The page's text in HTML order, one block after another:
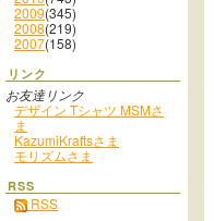
2009(345)
2008(219)
2007(158)
リンク
お友達リンク
デザイン Tシャツ MSMさ
ま
KazumiKraftsさま
モリズムさま
RSS
RSS